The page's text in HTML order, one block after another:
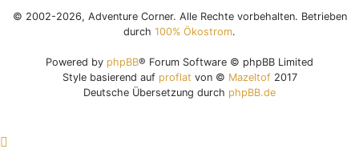
© 2002-2026, Adventure Corner. Alle Rechte vorbehalten. Betrieben
durch 100% Ökostrom.
Powered by phpBB® Forum Software © phpBB Limited
Style basierend auf proflat von © Mazeltof2017
Deutsche Übersetzung durch phpBB.de